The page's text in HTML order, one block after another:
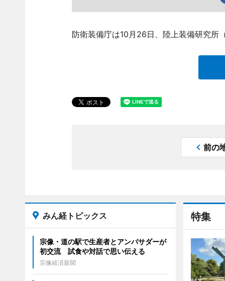
防衛装備庁は10月26日、陸上装備研究所
前の
特集
みん経トピックス
宗像・道の駅で生産者とアンバサダーが
初交流 試食や対話で思い伝える
宗像経済新聞